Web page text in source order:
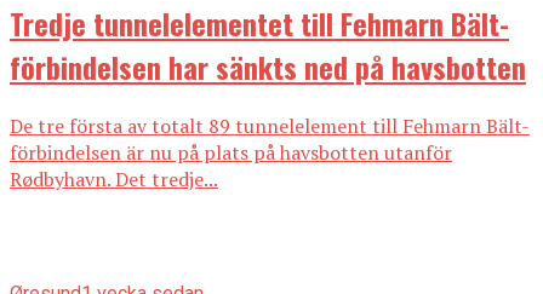
Tredje tunnelelementet till Fehmarn Bält-
förbindelsen har sänkts ned på havsbotten
De tre första av totalt 89 tunnelelement till Fehmarn Bält-
förbindelsen är nu på plats på havsbotten utanför
Rødbyhavn. Det tredje...